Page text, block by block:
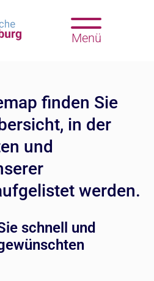
Menü
finden Sie
in der
und
werden.
schnell und